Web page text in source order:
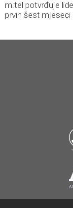
m:tel potvrđuje
prvih šest mjeseci